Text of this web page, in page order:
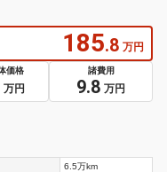
185.8 万円
価格
万円
諸費用
9.8 万円
6.5万km